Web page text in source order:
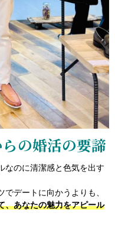
の婚活の要諦
なのに清潔感と色気を出す
デートに向かうよりも、
、あなたの魅力をアピール